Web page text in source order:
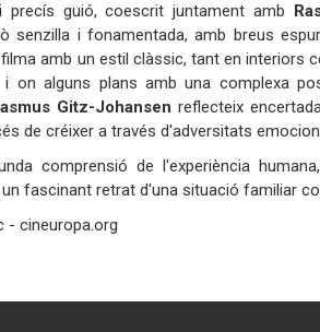
guió, coescrit juntament amb
senzilla i fonamentada, amb breus
filma amb un estil clàssic, tant en interiors
on alguns plans amb una complexa
Gitz-Johansen reflecteix
de créixer a través d'adversitats
comprensió de l'experiència
un fascinant retrat d'una situació
- cineuropa.org